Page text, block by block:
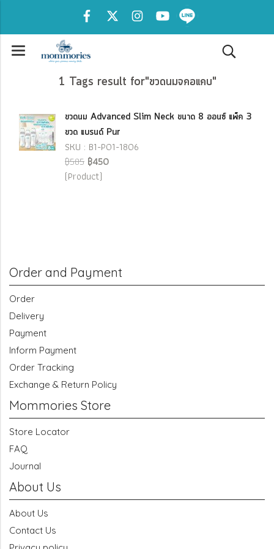
1 Tags result for"ขวดนมจคอแคบ"
ขวดนม Advanced Slim Neck ขนาด 8 ออนซ์ แพ็ค 3
ขวด แบรนด์ Pur
SKU : B1-P01-1806
฿585 ฿450
(Product)
Order and Payment
Order
Delivery
Payment
Inform Payment
Order Tracking
Exchange & Return Policy
Mommories Store
Store Locator
FAQ
Journal
About Us
About Us
Contact Us